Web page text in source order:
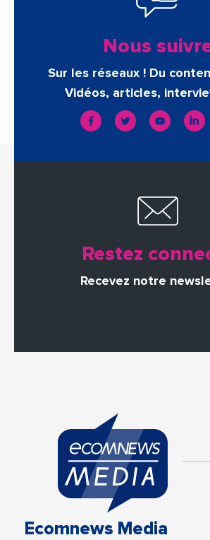
Nous
Sur les réseaux ! Du
Vidéos, articles,
Restez
Recevez notre
Ecomnews Media